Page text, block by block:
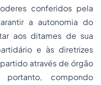
conferidos pela
a autonomia do
aos ditames de sua
e às diretrizes
através de órgão
compondo